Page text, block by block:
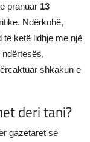
pranuar 13
Ndërkohë,
ketë lidhje me një
ndërtesës,
shkakun e
deri tani?
gazetarët se